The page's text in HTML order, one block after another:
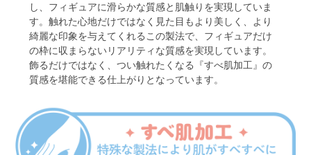
し、フィギュアに滑らかな質感と肌触りを実現していま
す。触れた心地だけではなく見た目もより美しく、より
綺麗な印象を与えてくれるこの製法で、フィギュアだけ
の枠に収まらないリアリティな質感を実現しています。
飾るだけではなく、つい触れたくなる『すべ肌加工』の
質感を堪能できる仕上がりとなっています。